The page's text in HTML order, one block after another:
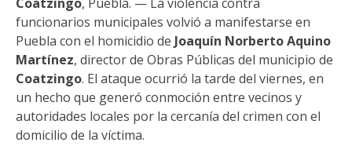
Coatzingo, Puebla. — La violencia contra
funcionarios municipales volvió a manifestarse en
Puebla con el homicidio de Joaquín Norberto Aquino
Martínez, director de Obras Públicas del municipio de
Coatzingo. El ataque ocurrió la tarde del viernes, en
un hecho que generó conmoción entre vecinos y
autoridades locales por la cercanía del crimen con el
domicilio de la víctima.